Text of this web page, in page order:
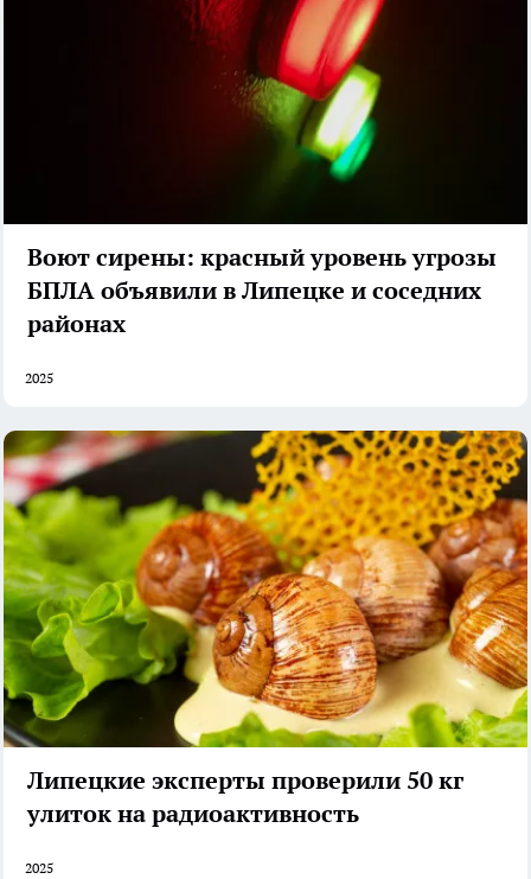
Воют сирены: красный уровень угрозы
БПЛА объявили в Липецке и соседних
районах
2025
Липецкие эксперты проверили 50 кг
улиток на радиоактивность
2025